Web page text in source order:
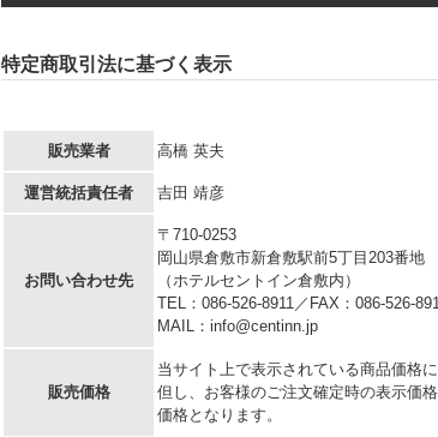
特定商取引法に基づく表示
販売業者 高橋 英夫
運営統括責任者 吉田 靖彦
お問い合わせ先
〒710-0253
岡山県倉敷市新倉敷駅前5丁目203番地
（ホテルセントイン倉敷内）
TEL：086-526-8911／FAX：086-526-
MAIL：info@centinn.jp
販売価格
当サイト上で表示されている商品価格に
但し、お客様のご注文確定時の表示価
価格となります。